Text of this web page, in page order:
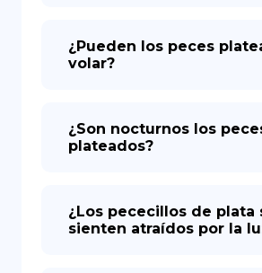
¿Pueden los peces
volar?
¿Son nocturnos los
plateados?
¿Los pececillos de plata
sienten atraídos por la